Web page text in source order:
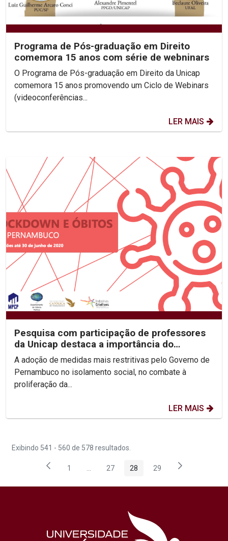
Programa de Pós-graduação em Direito
comemora 15 anos com série de webninars
O Programa de Pós-graduação em Direito da Unicap
comemora 15 anos promovendo um Ciclo de Webinars
(videoconferências...
LER MAIS
Pesquisa com participação de professores
da Unicap destaca a importância do
lockdown para salvar...
A adoção de medidas mais restritivas pelo Governo de
Pernambuco no isolamento social, no combate à
proliferação da...
LER MAIS
Exibindo 541 - 560 de 578 resultados.
Página
1 Páginas intermediárias Usar ABA para
Página
27 Página
28 Página
29